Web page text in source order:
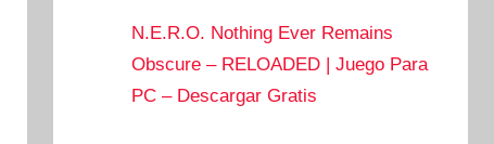
N.E.R.O. Nothing Ever Remains
Obscure – RELOADED | Juego Para
PC – Descargar Gratis